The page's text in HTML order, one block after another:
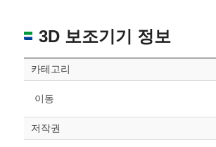
3D 보조기기 정보
카테고리
이동
저작권